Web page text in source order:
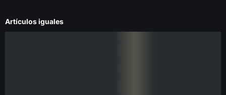
Artículos iguales